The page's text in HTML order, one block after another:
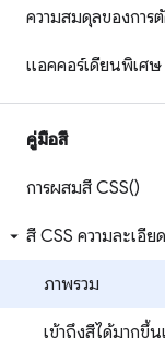
ความสมดุลของการ
แอคคอร์เดียนพิเศษ
คู่มือสี
การผสมสี CSS()
สี CSS ความละเอีย
ภาพรวม
เข้าถึงสีได้มาก